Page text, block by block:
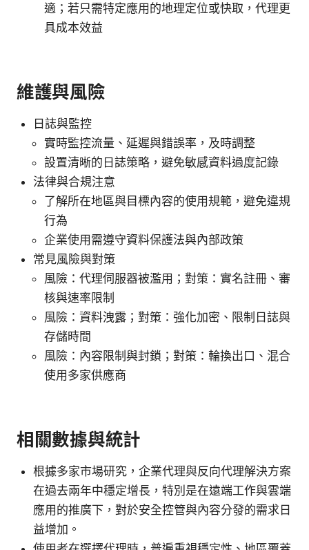
適；若只需特定應用的地理定位或快取，代理更
具成本效益
維護與風險
日誌與監控
實時監控流量、延遲與錯誤率，及時調整
設置清晰的日誌策略，避免敏感資料過度記錄
法律與合規注意
了解所在地區與目標內容的使用規範，避免違規
行為
企業使用需遵守資料保護法與內部政策
常見風險與對策
風險：代理伺服器被濫用；對策：實名註冊、審
核與速率限制
風險：資料洩露；對策：強化加密、限制日誌與
存儲時間
風險：內容限制與封鎖；對策：輪換出口、混合
使用多家供應商
相關數據與統計
根據多家市場研究，企業代理與反向代理解決方案
在過去兩年中穩定增長，特別是在遠端工作與雲端
應用的推廣下，對於安全控管與內容分發的需求日
益增加。